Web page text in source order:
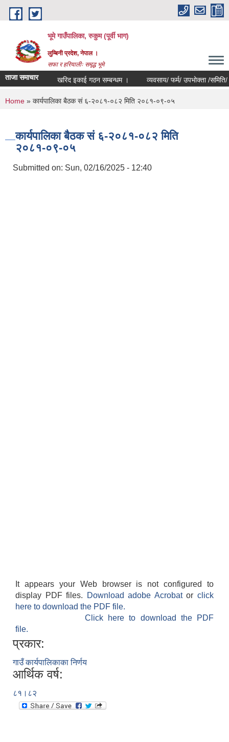
Skip to main content
भूमे गाउँपालिका, रुकुम (पूर्वी भाग)
लुम्बिनी प्रदेश, नेपाल ।
सफा र हरियालीः समृद्ध भूमे
ताजा समाचारखरिद इकाई गठन सम्बन्धम । व्यवसाय/ फर्म/ उपभोक्ता /समिति/ समुह/
You are here
Home » कार्यपालिका बैठक सं ६-२०८१-०८२ मिति २०८१-०९-०५
कार्यपालिका बैठक सं ६-२०८१-०८२ मिति
२०८१-०९-०५
Submitted on: Sun, 02/16/2025 - 12:40
It appears your Web browser is not configured to
display PDF files.
Download adobe Acrobatorclick
here to download the PDF file.
Click here to download the PDF
file.
प्रकार:
गाउँ कार्यपालिकाका निर्णय
आर्थिक वर्ष:
८१।८२